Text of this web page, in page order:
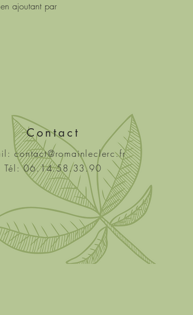
ajoutant par
Contact
contact@romainleclerc.fr
Tél: 06.14.58.33.90